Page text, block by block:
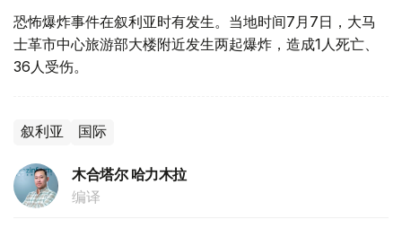
恐怖爆炸事件在叙利亚时有发生。当地时间7月7日，大马
士革市中心旅游部大楼附近发生两起爆炸，造成1人死亡、
36人受伤。
叙利亚 国际
木合塔尔 哈力木拉
编译